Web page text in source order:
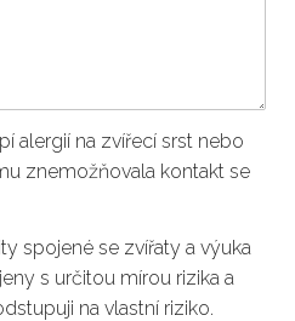
alergií na zvířecí srst nebo
znemožňovala kontakt se
spojené se zvířaty a výuka
s určitou mírou rizika a
na vlastní riziko.